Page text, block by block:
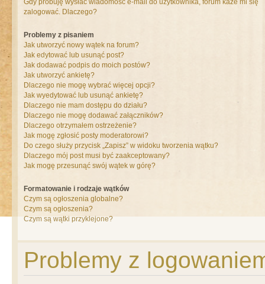
Gdy próbuję wysłać wiadomość e-mail do użytkownika, forum każe mi się
zalogować. Dlaczego?
Problemy z pisaniem
Jak utworzyć nowy wątek na forum?
Jak edytować lub usunąć post?
Jak dodawać podpis do moich postów?
Jak utworzyć ankietę?
Dlaczego nie mogę wybrać więcej opcji?
Jak wyedytować lub usunąć ankietę?
Dlaczego nie mam dostępu do działu?
Dlaczego nie mogę dodawać załączników?
Dlaczego otrzymałem ostrzeżenie?
Jak mogę zgłosić posty moderatorowi?
Do czego służy przycisk „Zapisz” w widoku tworzenia wątku?
Dlaczego mój post musi być zaakceptowany?
Jak mogę przesunąć swój wątek w górę?
Formatowanie i rodzaje wątków
Czym są ogłoszenia globalne?
Czym są ogłoszenia?
Czym są wątki przyklejone?
Problemy z